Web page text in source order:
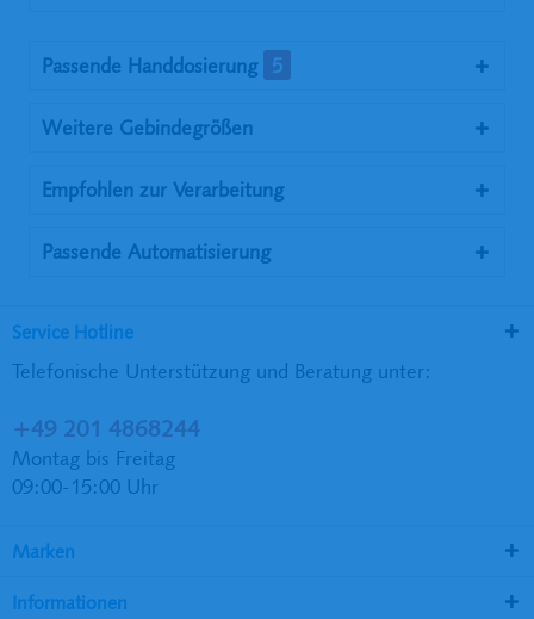
Passende Handdosierung 5
Weitere Gebindegrößen
Empfohlen zur Verarbeitung
Passende Automatisierung
Service Hotline
Telefonische Unterstützung und Beratung unter:
+49 201 4868244
Montag bis Freitag
09:00-15:00 Uhr
Marken
Informationen